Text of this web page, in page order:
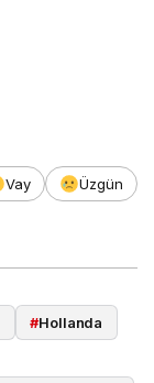
Vay
Üzgün
#Hollanda